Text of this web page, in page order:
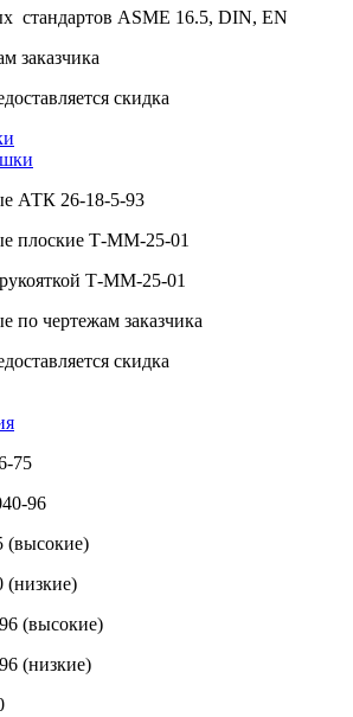
стандартов ASME 16.5, DIN, EN
заказчика
скидка
АТК 26-18-5-93
плоские Т-ММ-25-01
Т-ММ-25-01
по чертежам заказчика
скидка
75
96
(высокие)
(высокие)
(низкие)